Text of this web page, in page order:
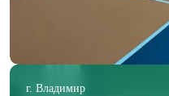
г. Владимир